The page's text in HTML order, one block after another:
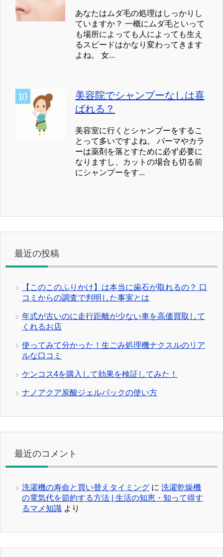
あなたはムダ毛の処理はしっかりし
ていますか？ 一概にムダ毛といって
も場所によっても人によっても生え
るスピードはかなり変わってきます
よね。 女...
美容院でシャンプーなしは喜
ばれる？
美容室に行くとシャンプーをするこ
とって多いですよね。 パーマやカラ
ーは薬剤を落とすために必ず必要に
なりますし、カットの場合も切る前
にシャンプーをす...
最近の投稿
【このこのふりかけ】は本当に歯石が取れるの？ 口
コミからの調査で判明した事実とは
年式が古いのに走行距離が少ない車を高価買取して
くれるお店
使ってみて分かった！生ごみ処理機ナクスルのリア
ルな口コミ
ケンコス4を購入して効果を検証してみた！
ナノアクア炭酸ジェルパックの使い方
最近のコメント
洗濯機の寿命と買い替えタイミング に 洗濯乾燥機
の電気代を節約する方法 | 生活の知恵・知って得す
るマメ知識 より